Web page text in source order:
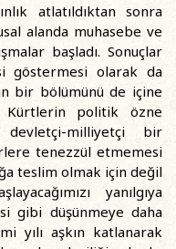
atlatıldıktan sonra
alanda muhasebe ve
başladı. Sonuçlar
göstermesi olarak da
bir bölümünü de içine
Kürtlerin politik özne
devletçi-milliyetçi bir
tenezzül etmemesi
teslim olmak için değil
yanılgıya
gibi düşünmeye daha
yılı aşkın katlanarak